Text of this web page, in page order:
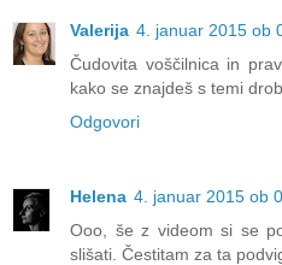
Valerija 4. januar 2015 ob
Čudovita voščilnica in
kako se znajdeš s temi
Odgovori
Helena 4. januar 2015 ob
Ooo, še z videom si se
slišati. Čestitam za ta